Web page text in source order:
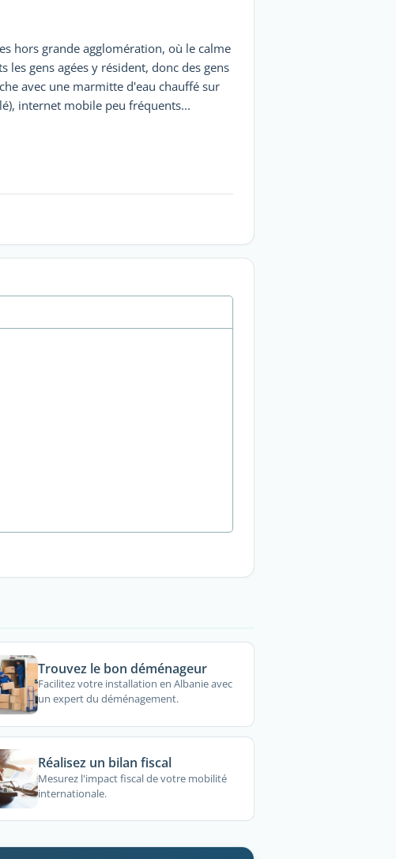
hors grande agglomération, où le calme
les gens agées y résident, donc des gens
avec une marmitte d'eau chauffé sur
internet mobile peu fréquents...
Trouvez le bon déménageur
Facilitez votre installation en Albanie avec
un expert du déménagement.
Réalisez un bilan fiscal
Mesurez l'impact fiscal de votre mobilité
internationale.